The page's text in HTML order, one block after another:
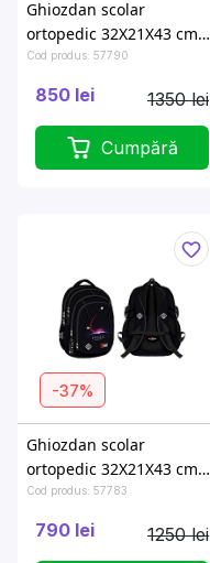
Ghiozdan scolar
ortopedic 32X21X43 cm
Golden Cats
Cod produs: 57790
850 lei 1350 lei
Cumpără
-37%
Ghiozdan scolar
ortopedic 32X21X43 cm
Deep Space
Cod produs: 57783
790 lei 1250 lei